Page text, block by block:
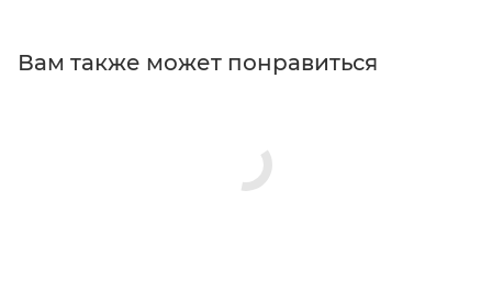
Вам также может понравиться